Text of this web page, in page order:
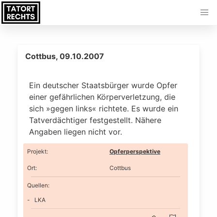
Cottbus, 09.10.2007
Ein deutscher Staatsbürger wurde Opfer
einer gefährlichen Körperverletzung, die
sich »gegen links« richtete. Es wurde ein
Tatverdächtiger festgestellt. Nähere
Angaben liegen nicht vor.
Projekt: Opferperspektive
Ort: Cottbus
Quellen:
LKA